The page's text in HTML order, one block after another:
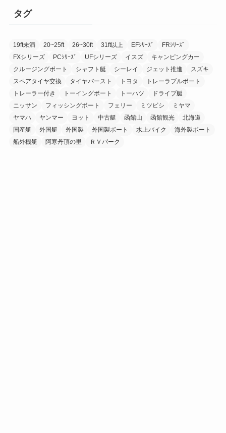
タグ
19ft未満 20~25ft 26~30ft 31ft以上 EFｼﾘｰｽﾞ
FRｼﾘｰｽﾞ
FXシリーズ
PCｼﾘｰｽﾞ UFシリーズ イスズ
キャンピングカー
クルージングボート
シャフト艇 シーレイ ジェット推進
スズキ
スペアタイヤ交換
タイヤバースト トヨタ
トレーラブルボート
トレーラー付き
トーイングボート トーハツ
ドライブ艇
ニッサン
フィッシングボート フェリー ミツビシ
ミヤマ
ヤマハ
ヤンマー ヨット 中古艇 函館山 函館観光
北海道
国産艇
外国艇 外国製 外国製ボート 水上バイク
海外製ボート
船外機艇
阿寒丹頂の里 ＲＶパーク